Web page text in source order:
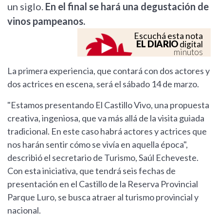
un siglo. En el final se hará una degustación de
vinos pampeanos.
Escuchá esta nota
EL DIARIOdigital
minutos
La primera experiencia, que contará con dos actores y
dos actrices en escena, será el sábado 14 de marzo.
"Estamos presentando El Castillo Vivo, una propuesta
creativa, ingeniosa, que va más allá de la visita guiada
tradicional. En este caso habrá actores y actrices que
nos harán sentir cómo se vivía en aquella época",
describió el secretario de Turismo, Saúl Echeveste.
Con esta iniciativa, que tendrá seis fechas de
presentación en el Castillo de la Reserva Provincial
Parque Luro, se busca atraer al turismo provincial y
nacional.